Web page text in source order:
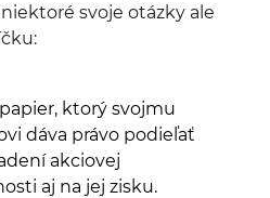
svoje otázky ale
ktorý svojmu
dáva právo podieľať
akciovej
aj na jej zisku.